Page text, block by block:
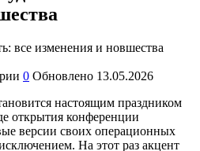
0 Обновлено 13.05.2026
настоящим праздником
открытия конференции
версии своих операционных
На этот раз акцент